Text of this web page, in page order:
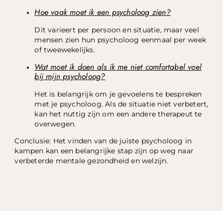
Hoe vaak moet ik een psycholoog zien?
Dit varieert per persoon en situatie, maar veel
mensen zien hun psycholoog eenmaal per week
of tweewekelijks.
Wat moet ik doen als ik me niet comfortabel voel
bij mijn psycholoog?
Het is belangrijk om je gevoelens te bespreken
met je psycholoog. Als de situatie niet verbetert,
kan het nuttig zijn om een andere therapeut te
overwegen.
Conclusie: Het vinden van de juiste psycholoog in
kampen kan een belangrijke stap zijn op weg naar
verbeterde mentale gezondheid en welzijn.